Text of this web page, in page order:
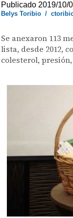
Publicado 2019/10/
Belys Toribio /
Se anexaron 113
lista, desde 2012,
colesterol,